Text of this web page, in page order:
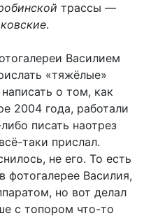
трассы —
.
Василием
«тяжёлые»
о том, как
2004 года, работали
писать наотрез
таки прислал.
не его. То есть
фотогалерее Василия,
но вот делал
с топором что-то